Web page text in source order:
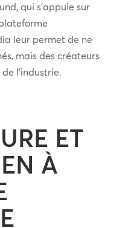
qui s’appuie sur
leur permet de ne
mais des créateurs
l’industrie.
ET
À